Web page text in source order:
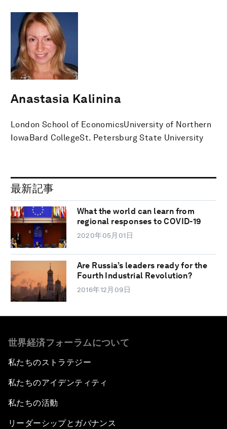
Anastasia Kalinina
London School of EconomicsUniversity of Northern
IowaBard CollegeSt. Petersburg State University
最新記事
What the world can learn from
regional responses to COVID-19
2020年05月01日
Are Russia’s leaders ready for the
Fourth Industrial Revolution?
2016年12月09日
世界経済フォーラムについて
私たちのストラテジー
私たちのアイデンティティ
私たちの活動
リーダーシップとガバナンス